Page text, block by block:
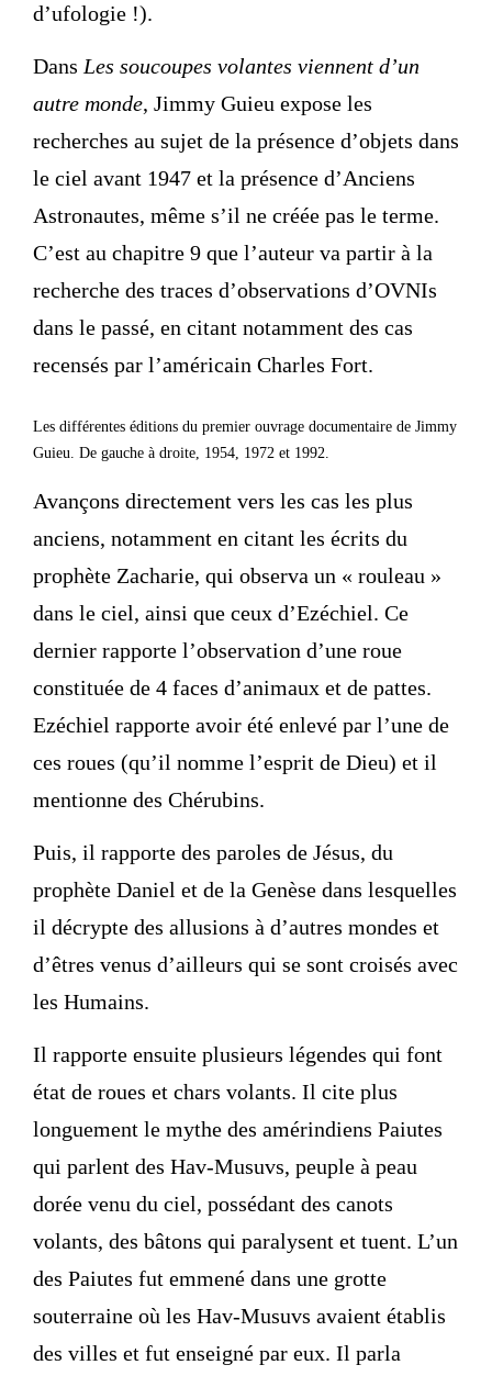
d’ufologie !).
Dans Les soucoupes volantes viennent d’un
autre monde, Jimmy Guieu expose les
recherches au sujet de la présence d’objets dans
le ciel avant 1947 et la présence d’Anciens
Astronautes, même s’il ne créée pas le terme.
C’est au chapitre 9 que l’auteur va partir à la
recherche des traces d’observations d’OVNIs
dans le passé, en citant notamment des cas
recensés par l’américain Charles Fort.
Les différentes éditions du premier ouvrage documentaire de Jimmy
Guieu. De gauche à droite, 1954, 1972 et 1992.
Avançons directement vers les cas les plus
anciens, notamment en citant les écrits du
prophète Zacharie, qui observa un « rouleau »
dans le ciel, ainsi que ceux d’Ezéchiel. Ce
dernier rapporte l’observation d’une roue
constituée de 4 faces d’animaux et de pattes.
Ezéchiel rapporte avoir été enlevé par l’une de
ces roues (qu’il nomme l’esprit de Dieu) et il
mentionne des Chérubins.
Puis, il rapporte des paroles de Jésus, du
prophète Daniel et de la Genèse dans lesquelles
il décrypte des allusions à d’autres mondes et
d’êtres venus d’ailleurs qui se sont croisés avec
les Humains.
Il rapporte ensuite plusieurs légendes qui font
état de roues et chars volants. Il cite plus
longuement le mythe des amérindiens Paiutes
qui parlent des Hav-Musuvs, peuple à peau
dorée venu du ciel, possédant des canots
volants, des bâtons qui paralysent et tuent. L’un
des Paiutes fut emmené dans une grotte
souterraine où les Hav-Musuvs avaient établis
des villes et fut enseigné par eux. Il parla